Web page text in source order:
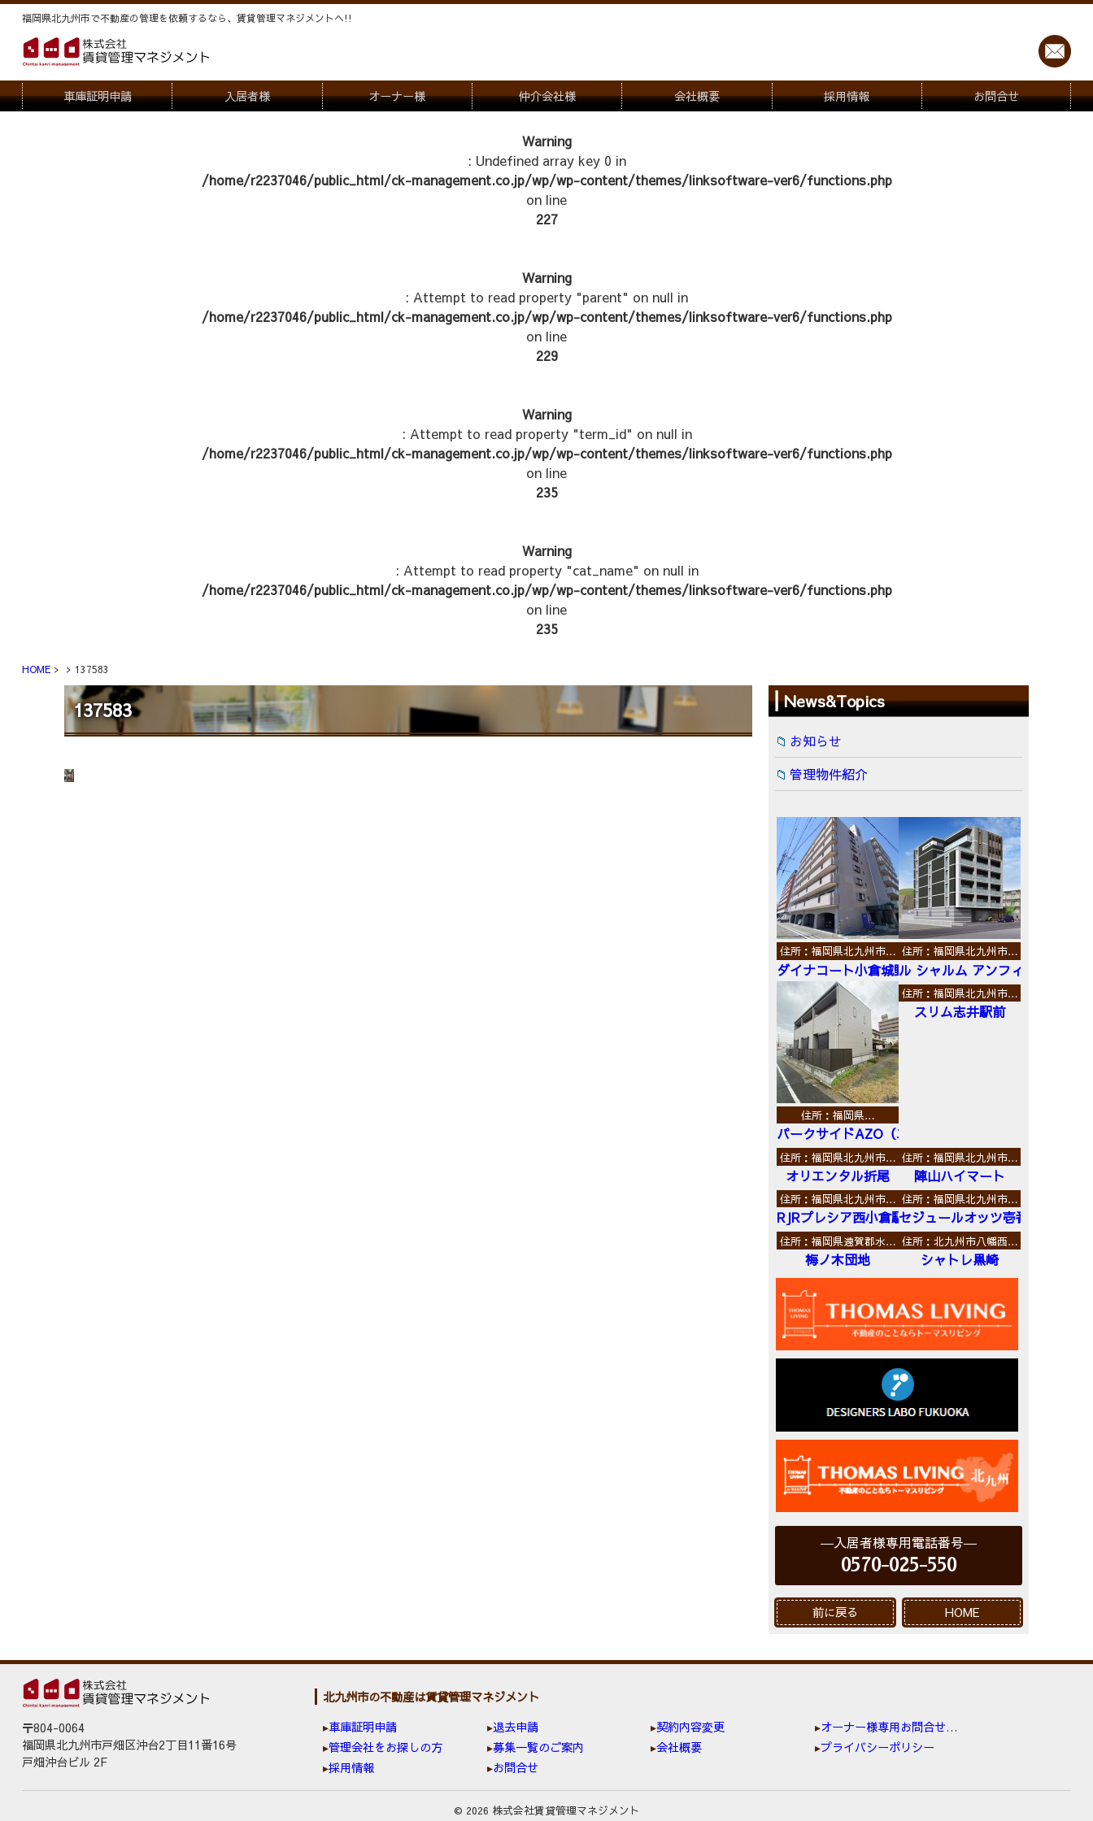
福岡県北九州市で不動産の管理を依頼するなら、賃貸管理マネジメントヘ!!
車庫証明申請 入居者様 オーナー様 仲介会社様
物件写真
管理物件紹介
会社概要 採用情報 お問合せ
Warning
: Undefined array key 0 in
/home/r2237046/public_html/ck-management.co.jp/wp/wp-content/themes/linksoftware-ver6/functions.php
on line
227
Warning
: Attempt to read property "parent" on null in
/home/r2237046/public_html/ck-management.co.jp/wp/wp-content/themes/linksoftware-ver6/functions.php
on line
229
Warning
: Attempt to read property "term_id" on null in
/home/r2237046/public_html/ck-management.co.jp/wp/wp-content/themes/linksoftware-ver6/functions.php
on line
235
Warning
: Attempt to read property "cat_name" on null in
/home/r2237046/public_html/ck-management.co.jp/wp/wp-content/themes/linksoftware-ver6/functions.php
on line
235
HOME 137583
137583 News&Topics
お知らせ
管理物件紹介
住所：福岡県北九州市…
ダイナコート小倉城野
住所：福岡県北九州市…
ル シャルム アンフィニ
住所：福岡県…
パークサイドAZO（エーゼットオー）
住所：福岡県北九州市…
スリム志井駅前
住所：福岡県北九州市…
オリエンタル折尾
住所：福岡県北九州市…
陣山ハイマート
住所：福岡県北九州市…
RJRプレシア西小倉駅前
住所：福岡県北九州市…
セジュールオッツ壱番館
住所：福岡県遠賀郡水…
梅ノ木団地
住所：北九州市八幡西…
シャトレ黒崎
入居者様専用電話番号
0570-025-550
前に戻る HOME
〒804-0064
福岡県北九州市戸畑区沖台2丁目11番16号
戸畑沖台ビル 2F
北九州市の不動産は賃貸管理マネジメント
車庫証明申請
退去申請 契約内容変更
オーナー様専用お問合せ窓口
管理会社をお探しの方
募集一覧のご案内 会社概要
プライバシーポリシー
採用情報
お問合せ
© 2026 株式会社賃貸管理マネジメント